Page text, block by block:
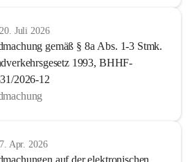
Juli 2026
gemäß § 8a Abs. 1-3 Stmk.
1993, BHHF-
2026-12
Apr. 2026
auf der elektronischen